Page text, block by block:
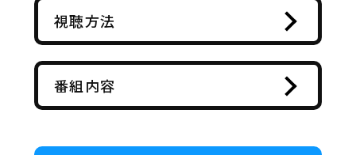
視聴方法
番組内容